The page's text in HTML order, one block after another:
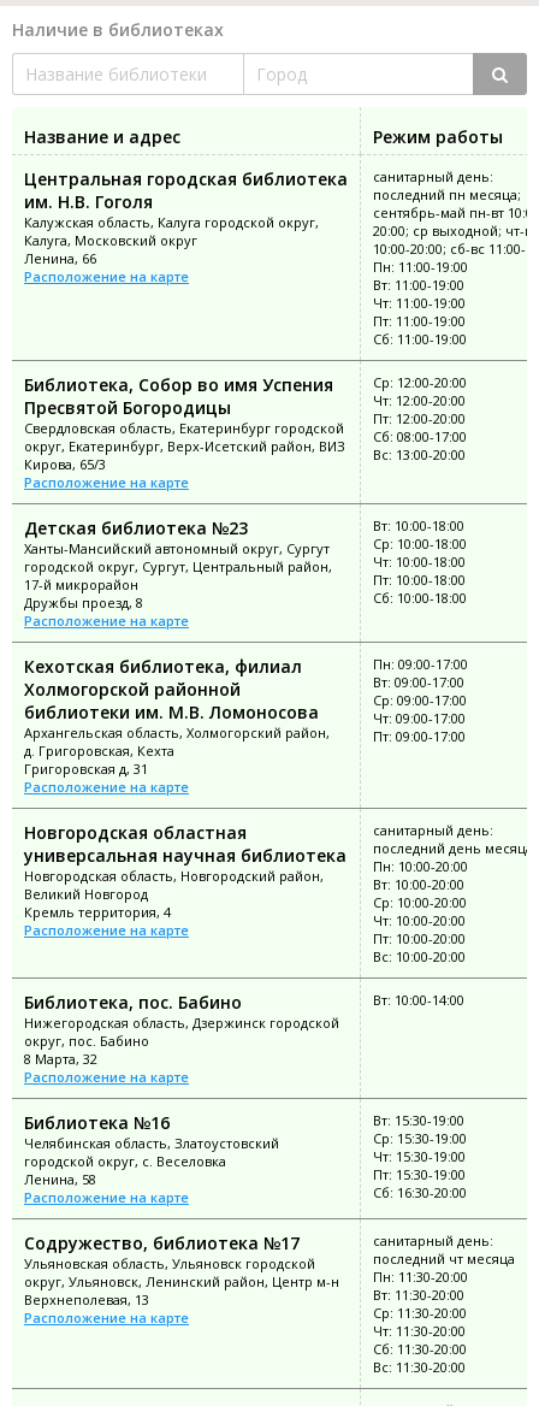
Наличие в библиотеках
Название и адрес
Режим работы
Центральная городская библиотека
им. Н.В. Гоголя
Калужская область, Калуга городской округ,
Калуга, Московский округ
Ленина, 66
Расположение на карте
санитарный день:
последний пн месяца;
сентябрь-май пн-вт
20:00; ср выходной; чт-пт
10:00-20:00; сб-вс 11:00-
Пн: 11:00-19:00
Вт: 11:00-19:00
Чт: 11:00-19:00
Пт: 11:00-19:00
Сб: 11:00-19:00
Библиотека, Собор во имя Успения
Пресвятой Богородицы
Свердловская область, Екатеринбург городской
округ, Екатеринбург, Верх-Исетский район, ВИЗ
Кирова, 65/3
Расположение на карте
Ср: 12:00-20:00
Чт: 12:00-20:00
Пт: 12:00-20:00
Сб: 08:00-17:00
Вс: 13:00-20:00
Детская библиотека №23
Ханты-Мансийский автономный округ, Сургут
городской округ, Сургут, Центральный район,
17-й микрорайон
Дружбы проезд, 8
Расположение на карте
Вт: 10:00-18:00
Ср: 10:00-18:00
Чт: 10:00-18:00
Пт: 10:00-18:00
Сб: 10:00-18:00
Кехотская библиотека, филиал
Холмогорской районной
библиотеки им. М.В. Ломоносова
Архангельская область, Холмогорский район,
д. Григоровская, Кехта
Григоровская д, 31
Расположение на карте
Пн: 09:00-17:00
Вт: 09:00-17:00
Ср: 09:00-17:00
Чт: 09:00-17:00
Пт: 09:00-17:00
Новгородская областная
универсальная научная библиотека
Новгородская область, Новгородский район,
Великий Новгород
Кремль территория, 4
Расположение на карте
санитарный день:
последний день месяца
Пн: 10:00-20:00
Вт: 10:00-20:00
Ср: 10:00-20:00
Чт: 10:00-20:00
Пт: 10:00-20:00
Вс: 10:00-20:00
Библиотека, пос. Бабино
Нижегородская область, Дзержинск городской
округ, пос. Бабино
8 Марта, 32
Расположение на карте
Вт: 10:00-14:00
Библиотека №16
Челябинская область, Златоустовский
городской округ, с. Веселовка
Ленина, 58
Расположение на карте
Вт: 15:30-19:00
Ср: 15:30-19:00
Чт: 15:30-19:00
Пт: 15:30-19:00
Сб: 16:30-20:00
Содружество, библиотека №17
Ульяновская область, Ульяновск городской
округ, Ульяновск, Ленинский район, Центр м-н
Верхнеполевая, 13
Расположение на карте
санитарный день:
последний чт месяца
Пн: 11:30-20:00
Вт: 11:30-20:00
Ср: 11:30-20:00
Чт: 11:30-20:00
Сб: 11:30-20:00
Вс: 11:30-20:00